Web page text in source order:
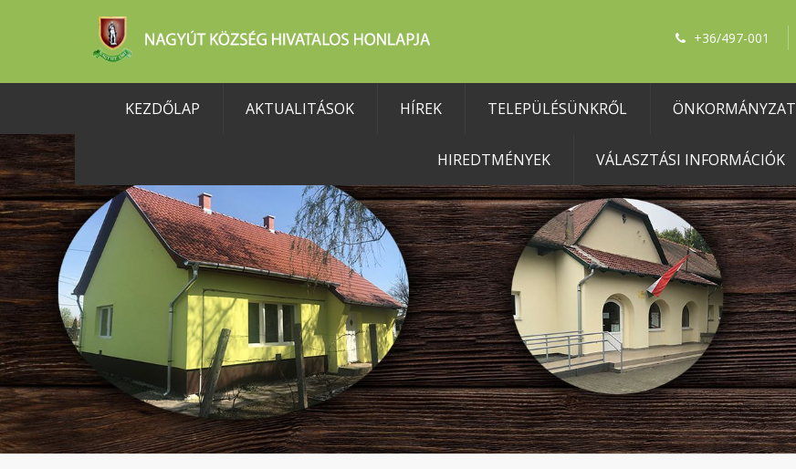
+36/497-001
KEZDŐLAP AKTUALITÁSOK HÍREK TELEPÜLÉSÜNKRŐL ÖNKORMÁNYZAT
HIREDTMÉNYEK VÁLASZTÁSI INFORMÁCIÓK